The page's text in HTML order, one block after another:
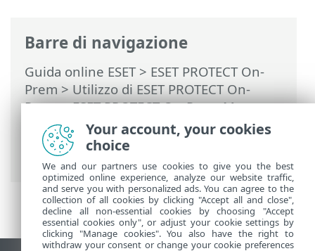
Barre di navigazione
Guida online ESET> ESET PROTECT On-
Prem > Utilizzo di ESET PROTECT On-
Prem>ESET PROTECT On-Prem Menu
principale >Altro>Modelli gruppo
dinamico
> Modello gruppo dinamico -
esempi
Your account, your cookies
choice
We and our partners use cookies to give you the best
optimized online experience, analyze our website traffic,
and serve you with personalized ads. You can agree to the
collection of all cookies by clicking "Accept all and close",
decline all non-essential cookies by choosing "Accept
essential cookies only", or adjust your cookie settings by
clicking "Manage cookies". You also have the right to
withdraw your consent or change your cookie preferences